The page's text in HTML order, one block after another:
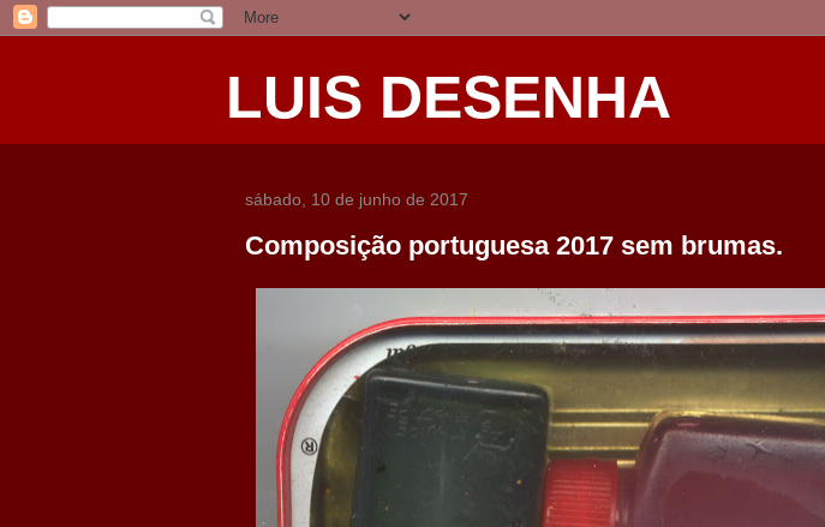
LUIS DESENHA
sábado, 10 de junho de 2017
Composição portuguesa 2017 sem brumas.